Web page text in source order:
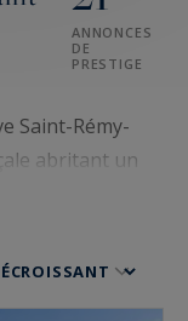
ANNONCES
DE
PRESTIGE
Saint-Rémy-
abritant un
cette